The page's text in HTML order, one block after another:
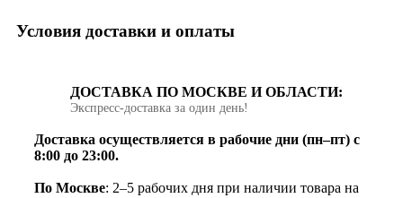
Условия доставки и оплаты
ДОСТАВКА ПО МОСКВЕ И ОБЛАСТИ:
Экспресс‑доставка за один день!
Доставка осуществляется в рабочие дни (пн–пт) с
8:00 до 23:00.
По Москве: 2–5 рабочих дня при наличии товара на